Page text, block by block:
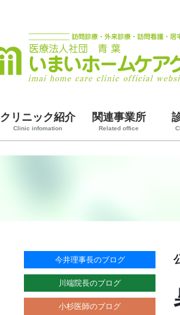
クリニック紹介
Clinic infomation
関連事業所
Related office
今井理事長のブログ
川端院長のブログ
小杉医師のブログ